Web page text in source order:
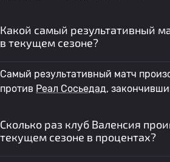
Какой самый результативный
в текущем сезоне?
Самый результативный матч
против Реал Сосьедад,
Сколько раз клуб Валенсия
текущем сезоне в процентах?